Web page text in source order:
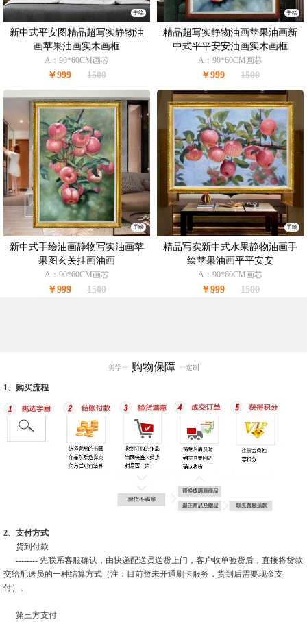
手绘
新中式平安图精品超写实静物油
画苹果油画实木画框
A：90*60CM画芯
￥999 1500
手绘
精品超写实静物油画苹果油画新
中式平平安安油画实木画框
A：90*60CM画芯
￥999 1500
手绘
新中式手绘油画静物写实油画苹
果图玄关挂画油画
A：90*60CM画芯
￥999 1500
手绘
精品写实新中式水果静物油画手
绘苹果油画平平安安
A：90*60CM画芯
￥999 1500
购物保障
1、购买流程
2、支付方式
货到付款
-------- 先联系客服确认，由快递配送员送货上门，客户收单验货后，直接将货款
交给配送员的一种结算方式（注：目前暂未开通刷卡服务，货到后需要现金支
付）。
第三方支付